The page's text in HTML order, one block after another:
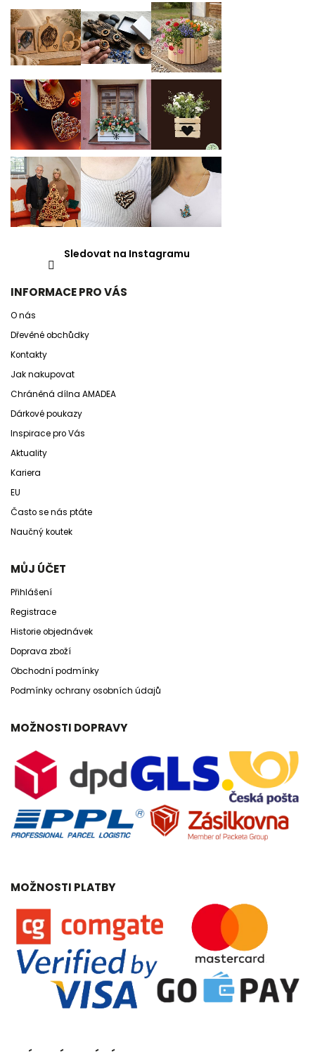
Sledovat na Instagramu
INFORMACE PRO VÁS
O nás
Dřevěné obchůdky
Kontakty
Jak nakupovat
Chráněná dílna AMADEA
Dárkové poukazy
Inspirace pro Vás
Aktuality
Kariera
EU
Často se nás ptáte
Naučný koutek
MŮJ ÚČET
Přihlášení
Registrace
Historie objednávek
Doprava zboží
Obchodní podmínky
Podmínky ochrany osobních údajů
MOŽNOSTI DOPRAVY
MOŽNOSTI PLATBY